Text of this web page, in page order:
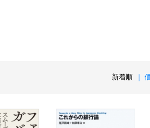
新着順